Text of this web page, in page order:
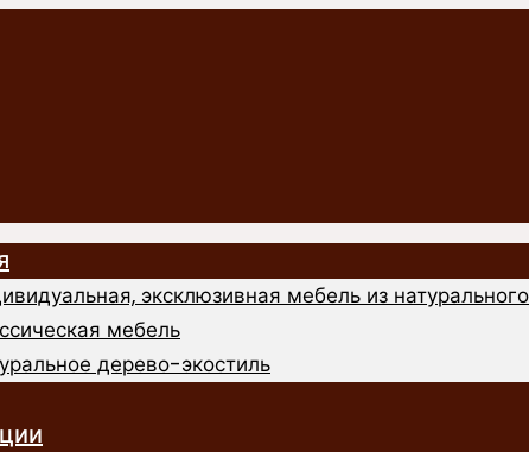
эксклюзивная мебель из
мебель
дерево-экостиль